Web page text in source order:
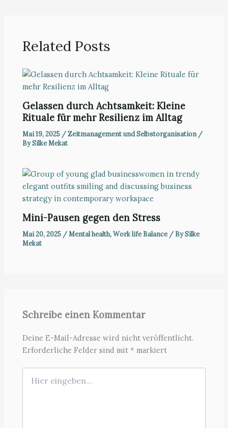
Related Posts
Gelassen durch Achtsamkeit: Kleine
Rituale für mehr Resilienz im Alltag
Mai 19, 2025 /Zeitmanagement und Selbstorganisation/
BySilke Mekat
Mini-Pausen gegen den Stress
Mai 20, 2025 /Mental health,Work life Balance/ BySilke
Mekat
Schreibe einen Kommentar
Deine E-Mail-Adresse wird nicht veröffentlicht.
Erforderliche Felder sind mit* markiert
eingeben…